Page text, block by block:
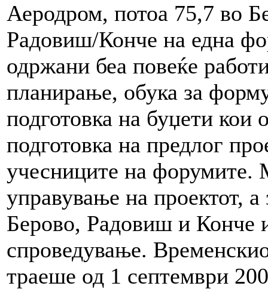
Аеродром, потоа 75,7 во
Радовиш/Конче на една
одржани беа повеќе
планирање, обука за
подготовка на буџети кои
подготовка на предлог
учесниците на
управување на проектот,
Берово, Радовиш и Конче
спроведување.
траеше од 1 септември